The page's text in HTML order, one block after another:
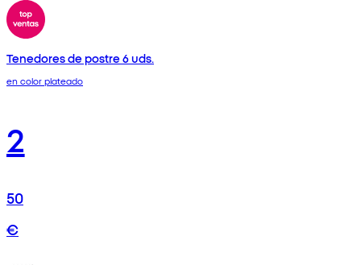
Tenedores de postre 6 uds.
en color plateado
2
50
€